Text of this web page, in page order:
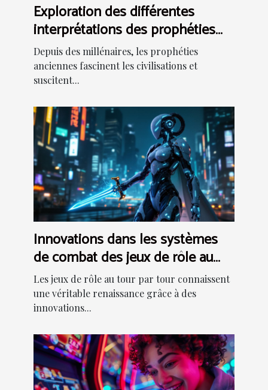
Exploration des différentes
interprétations des prophéties
anciennes
Depuis des millénaires, les prophéties
anciennes fascinent les civilisations et
suscitent...
Innovations dans les systèmes
de combat des jeux de rôle au
tour par tour
Les jeux de rôle au tour par tour connaissent
une véritable renaissance grâce à des
innovations...